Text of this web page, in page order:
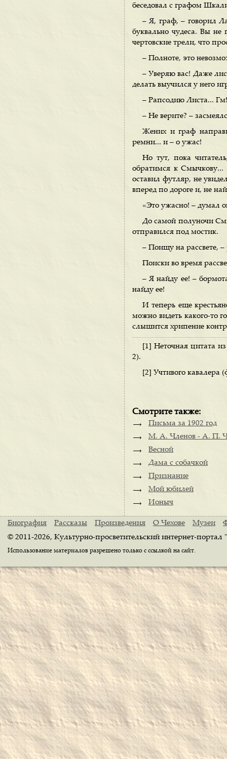
беседовал с графом
– Я, граф, – говорил
буквально чудеса. Вы не
чертовские трели, что
– Полноте, это
– Уверяю вас! Даже
делать выучился у него
– Рапсодию Листа...
– Не верите? –
Жених и граф
ремни... и – о ужас!
Но тут, пока
обратимся к Смычкову...
оставил футляр, не
вперед по дороге и, не
«Это ужасно! – думал
До самой полуночи
отправился под мостик.
– Поищу на рассвете,
Поиски во время
– Я найду ее! –
найду ее!
И теперь еще
можно видеть какого-то
слышится хрипение
[1] Неточная цитата
2).
[2] Учтивого кавалера
Смотрите также:
Письма за 1902 год
М. A. Членов - A. П.
Весной
Дама с собачкой
Признание
Мой юбилей
Ионыч
Биография Рассказы Произведения О Чехове Музеи
© 2011-2026, Культурно-просветительский интернет-
Использование материалов разрешено только с ссылкой на сайт.